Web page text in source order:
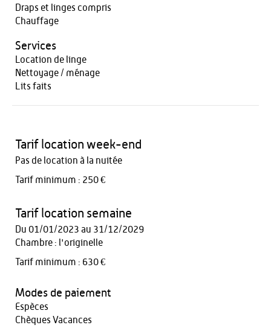
Draps et linges compris
Chauffage
Services
Location de linge
Nettoyage / ménage
Lits faits
Tarif location week-end
Pas de location à la nuitée
Tarif minimum : 250 €
Tarif location semaine
Du 01/01/2023 au 31/12/2029
Chambre : l'originelle
Tarif minimum : 630 €
Modes de paiement
Espèces
Chèques Vacances